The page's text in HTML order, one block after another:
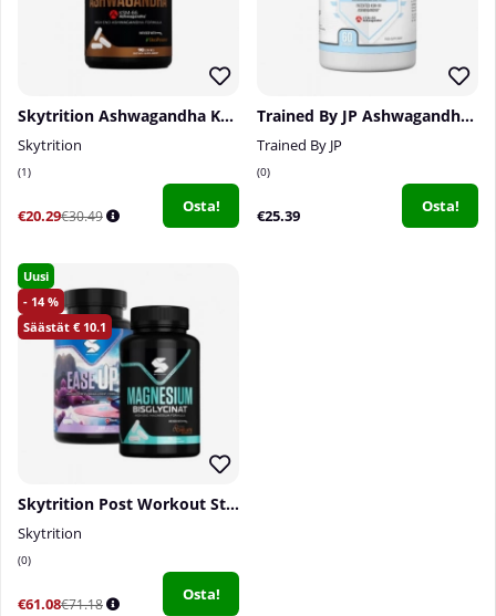
Skytrition Ashwagandha KSM-66, 90 caps
Skytrition
1
€20.29€30.49
Osta!
Trained By JP Ashwagandha, 60 caps
Trained By JP
0
€25.39 Osta!
Uusi
14
10.1
Skytrition Post Workout Stack
Skytrition
0
€61.08€71.18
Osta!